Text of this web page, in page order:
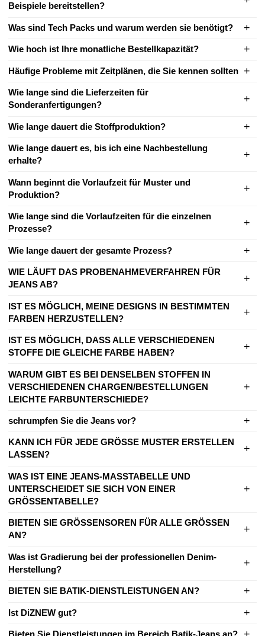
Beispiele bereitstellen?
Was sind Tech Packs und warum werden sie benötigt?
Wie hoch ist Ihre monatliche Bestellkapazität?
Häufige Probleme mit Zeitplänen, die Sie kennen sollten
Wie lange sind die Lieferzeiten für
Sonderanfertigungen?
Wie lange dauert die Stoffproduktion?
Wie lange dauert es, bis ich eine Nachbestellung
erhalte?
Wann beginnt die Vorlaufzeit für Muster und
Produktion?
Wie lange sind die Vorlaufzeiten für die einzelnen
Prozesse?
Wie lange dauert der gesamte Prozess?
WIE LÄUFT DAS PROBENAHMEVERFAHREN FÜR
JEANS AB?
IST ES MÖGLICH, MEINE DESIGNS IN BESTIMMTEN
FARBEN HERZUSTELLEN?
IST ES MÖGLICH, DASS ALLE VERSCHIEDENEN
STOFFE DIE GLEICHE FARBE HABEN?
WARUM GIBT ES BEI DENSELBEN STOFFEN IN
VERSCHIEDENEN CHARGEN/BESTELLUNGEN
LEICHTE FARBUNTERSCHIEDE?
schrumpfen Sie die Jeans vor?
KANN ICH FÜR JEDE GRÖSSE MUSTER ERSTELLEN
LASSEN?
WAS IST EINE JEANS-MASSTABELLE UND
UNTERSCHEIDET SIE SICH VON EINER
GRÖSSENTABELLE?
BIETEN SIE GRÖSSENSOREN FÜR ALLE GRÖSSEN
AN?
Was ist Gradierung bei der professionellen Denim-
Herstellung?
BIETEN SIE BATIK-DIENSTLEISTUNGEN AN?
Ist DiZNEW gut?